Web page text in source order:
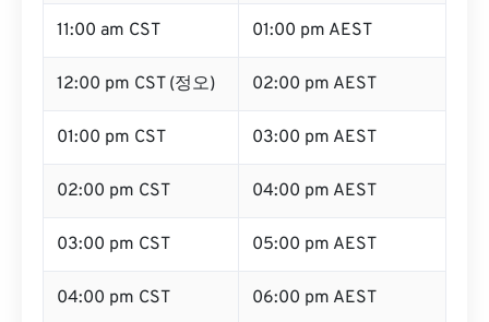
11:00 am CST 01:00 pm AEST
12:00 pm CST (정오) 02:00 pm AEST
01:00 pm CST 03:00 pm AEST
02:00 pm CST 04:00 pm AEST
03:00 pm CST 05:00 pm AEST
04:00 pm CST 06:00 pm AEST